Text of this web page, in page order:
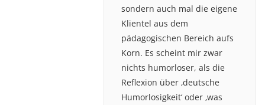
sondern auch mal die eigene
Klientel aus dem
pädagogischen Bereich aufs
Korn. Es scheint mir zwar
nichts humorloser, als die
Reflexion über ‚deutsche
Humorlosigkeit‘ oder ‚was